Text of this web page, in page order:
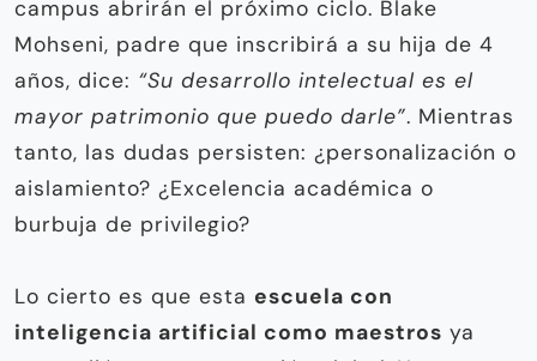
campus abrirán el próximo ciclo. Blake
Mohseni, padre que inscribirá a su hija de 4
años, dice: “Su desarrollo intelectual es el
mayor patrimonio que puedo darle”. Mientras
tanto, las dudas persisten: ¿personalización o
aislamiento? ¿Excelencia académica o
burbuja de privilegio?
Lo cierto es que esta escuela con
inteligencia artificial como maestros ya